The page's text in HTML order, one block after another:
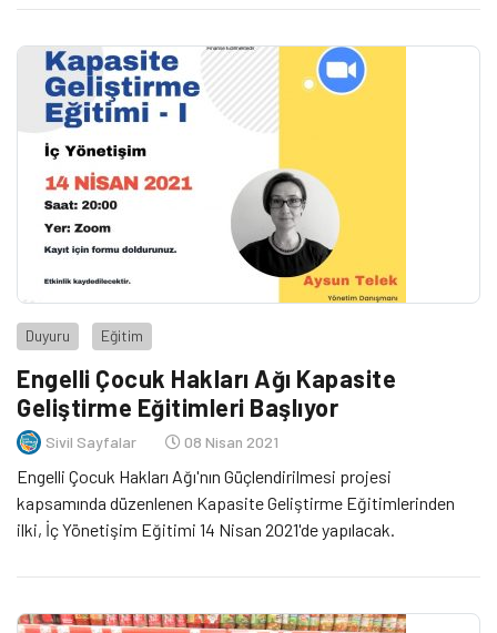
Duyuru Eğitim
Engelli Çocuk Hakları Ağı Kapasite
Geliştirme Eğitimleri Başlıyor
Sivil Sayfalar 08 Nisan 2021
Engelli Çocuk Hakları Ağı'nın Güçlendirilmesi projesi
kapsamında düzenlenen Kapasite Geliştirme Eğitimlerinden
ilki, İç Yönetişim Eğitimi 14 Nisan 2021'de yapılacak.